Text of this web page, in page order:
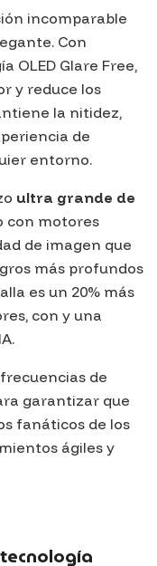
incomparable
Con
OLED Glare Free,
y reduce los
la nitidez,
de
entorno.
ultra grande de
con motores
de imagen que
más profundos
es un 20% más
con y una
de
garantizar que
fanáticos de los
ágiles y